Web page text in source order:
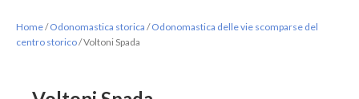
Home/ Odonomastica storica / Odonomastica delle vie scomparse del
centro storico/Voltoni Spada